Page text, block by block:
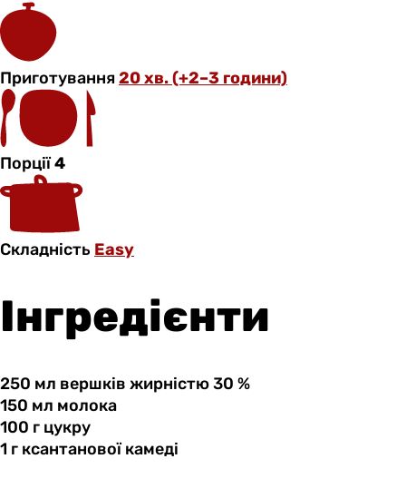
Приготування20 хв. (+2–3 години)
Порції4
Складність Easy
Інгредієнти
250 мл вершків жирністю 30 %
150 мл молока
100 г цукру
1 г ксантановоїкамеді